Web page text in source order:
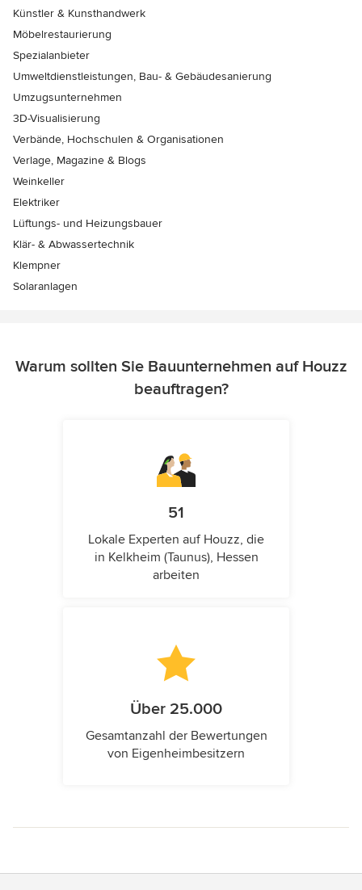
Künstler & Kunsthandwerk
Möbelrestaurierung
Spezialanbieter
Umweltdienstleistungen, Bau- & Gebäudesanierung
Umzugsunternehmen
3D-Visualisierung
Verbände, Hochschulen & Organisationen
Verlage, Magazine & Blogs
Weinkeller
Elektriker
Lüftungs- und Heizungsbauer
Klär- & Abwassertechnik
Klempner
Solaranlagen
Warum sollten Sie Bauunternehmen auf Houzz
beauftragen?
51
Lokale Experten auf Houzz, die
in Kelkheim (Taunus), Hessen
arbeiten
Über 25.000
Gesamtanzahl der Bewertungen
von Eigenheimbesitzern